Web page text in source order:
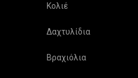
Κολιέ
Δαχτυλίδια
Βραχιόλια